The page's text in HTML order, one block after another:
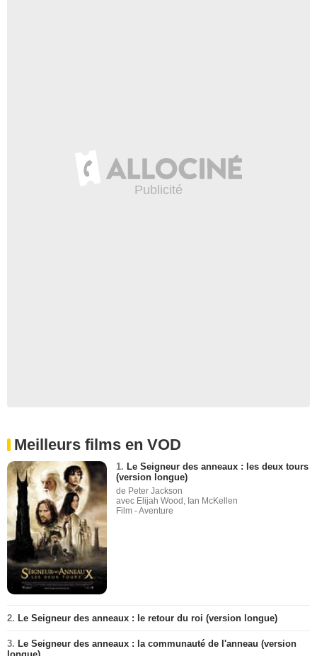
Meilleurs films en VOD
1. Le Seigneur des anneaux : les deux tours
(version longue)
de Peter Jackson
avec Elijah Wood, Ian McKellen
Film - Aventure
2. Le Seigneur des anneaux : le retour du roi (version longue)
3. Le Seigneur des anneaux : la communauté de l'anneau (version